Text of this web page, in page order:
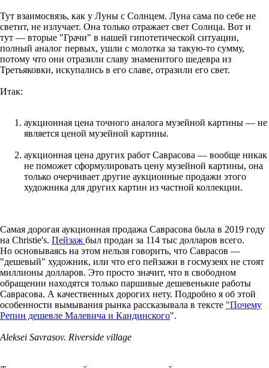
Тут взаимосвязь, как у Луны с Солнцем. Луна сама по себе не
светит, не излучает. Она только отражает свет Солнца. Вот и
тут — вторые "Грачи" в нашей гипотетической ситуации,
полный аналог первых, ушли с молотка за такую-то сумму,
потому что они отразили славу знаменитого шедевра из
Третьяковки, искупались в его славе, отразили его свет.
Итак:
аукционная цена точного аналога музейной картины — не
является ценой музейной картины.
аукционная цена других работ Саврасова — вообще никак
не поможет сформулировать цену музейной картины, она
только очерчивает другие аукционные продажи этого
художника для других картин из частной коллекции.
Самая дорогая аукционная продажа Саврасова была в 2019 году
на Christie's. Пейзаж был продан за 114 тыс долларов всего.
Но основываясь на этом нельзя говорить, что Саврасов —
"дешевый" художник, или что его пейзажи в госмузеях не стоят
миллионы долларов. Это просто значит, что в свободном
обращении находятся только паршивые дешевенькие работы
Саврасова. А качественных дорогих нету. Подробно я об этой
особенности вымывания рынка рассказывала в тексте "Почему
Репин дешевле Малевича и Кандинского".
Aleksei Savrasov. Riverside village